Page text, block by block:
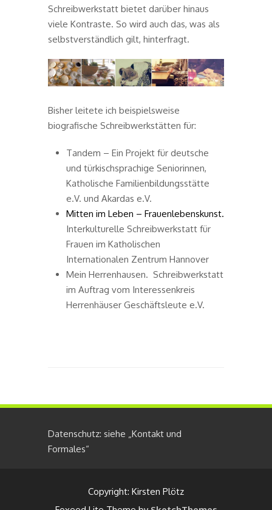
Schreibwerkstatt bietet darüber hinaus
viele Kontraste. So wird auch das, was als
selbstverständlich gilt, hinterfragt.
Bisher leitete ich beispielsweise
biografische Schreibwerkstätten für:
Tandem – Ein Projekt für deutsche
und türkischsprachige Seniorinnen,
Katholische Familienbildungsstätte
e.V. und Akardas e.V.
Mitten im Leben – Frauenlebenskunst.
Interkulturelle Schreibwerkstatt für
Frauen im Katholischen
Internationalen Zentrum Hannover
Mein Herrenhausen. Schreibwerkstatt
im Auftrag vom Interessenkreis
Herrenhäuser Geschäftsleute e.V.
Datenschutz: siehe „Kontakt und
Formales“
Copyright: Kirsten Plötz